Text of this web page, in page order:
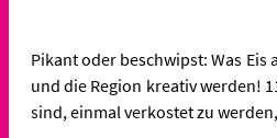
Pikant oder beschwipst: Was Eis
und die Region kreativ werden!
sind, einmal verkostet zu